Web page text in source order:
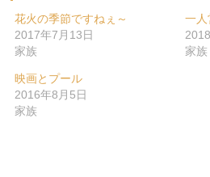
花火の季節ですねぇ～
2017年7月13日
家族
一人
家族
映画とプール
2016年8月5日
家族